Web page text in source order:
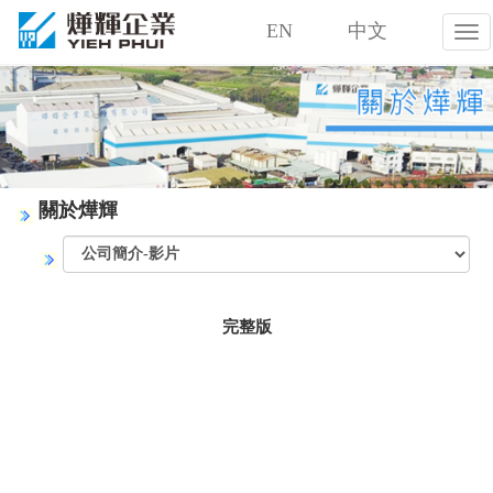
燁
輝
企
業
股
份
有
限
司
EN 中文
關於燁輝
完整版